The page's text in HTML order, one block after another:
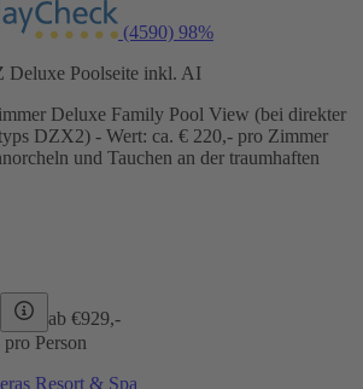
(4590) 98%
Deluxe Poolseite inkl. AI
Deluxe Family Pool View (bei direkter
DZX2) - Wert: ca. € 220,- pro Zimmer
und Tauchen an der traumhaften
ab €929,-
pro Person
Resort & Spa